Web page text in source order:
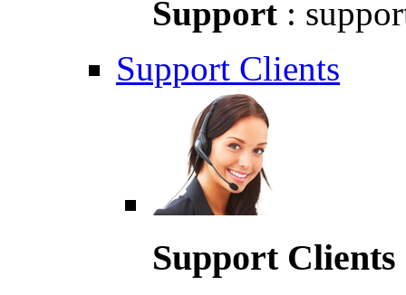
Support :
Support Clients
Support Clients